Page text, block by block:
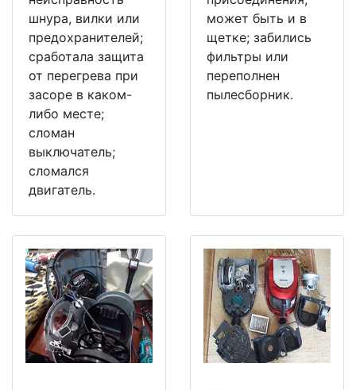
шнура, вилки или
предохранителей;
сработала защита
от перегрева при
засоре в каком-
либо месте;
сломан
выключатель;
сломался
двигатель.
может быть и в
щетке; забились
фильтры или
переполнен
пылесборник.